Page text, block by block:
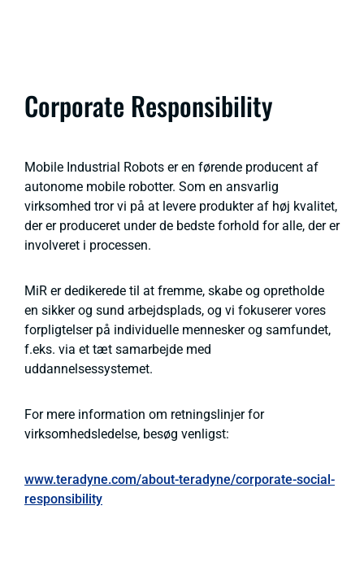
Corporate Responsibility
Mobile Industrial Robots er en førende producent af
autonome mobile robotter. Som en ansvarlig
virksomhed tror vi på at levere produkter af høj kvalitet,
der er produceret under de bedste forhold for alle, der er
involveret i processen.
MiR er dedikerede til at fremme, skabe og opretholde
en sikker og sund arbejdsplads, og vi fokuserer vores
forpligtelser på individuelle mennesker og samfundet,
f.eks. via et tæt samarbejde med
uddannelsessystemet.
For mere information om retningslinjer for
virksomhedsledelse, besøg venligst:
www.teradyne.com/about-teradyne/corporate-social-
responsibility